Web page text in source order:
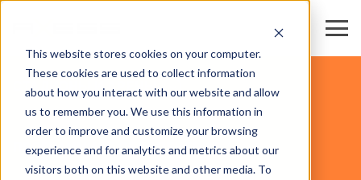
This website stores cookies on your computer.
These cookies are used to collect information
about how you interact with our website and allow
us to remember you. We use this information in
order to improve and customize your browsing
experience and for analytics and metrics about our
visitors both on this website and other media. To
ПРОГРАММНОЕ ОБЕСПЕЧЕНИЕ
СТАДИОНЫ И АРЕНЫ